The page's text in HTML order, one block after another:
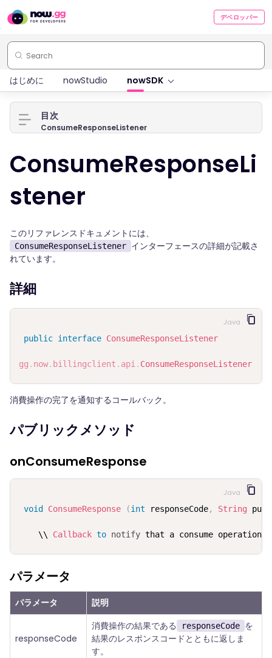
デベロッパー
はじめに nowStudio nowSDK
ConsumeResponseLi
stener
このリファレンスドキュメントには、
ConsumeResponseListener インターフェースの詳細が記載さ
れています。
詳細
public interface ConsumeResponseListener
gg . now. billingclient . api . ConsumeResponseListener
Java
消費操作の完了を通知するコールバック。
パブリックメソッド
onConsumeResponse
void ConsumeResponse (int responseCode, String
    \\
Callback to notify that a consume operation
Java
パラメータ
パラメータ 説明
responseCode
消費操作の結果である responseCode を
結果のレスポンスコードとともに返しま
す。
目次
ConsumeResponseListener